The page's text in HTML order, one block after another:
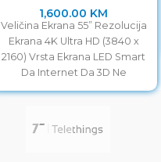
1,600.00 KM
Veličina Ekrana 55” Rezolucija
Ekrana 4K Ultra HD (3840 x
2160) Vrsta Ekrana LED Smart
Da Internet Da 3D Ne